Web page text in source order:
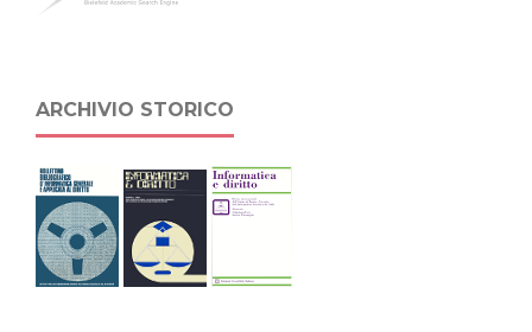
ARCHIVIO STORICO